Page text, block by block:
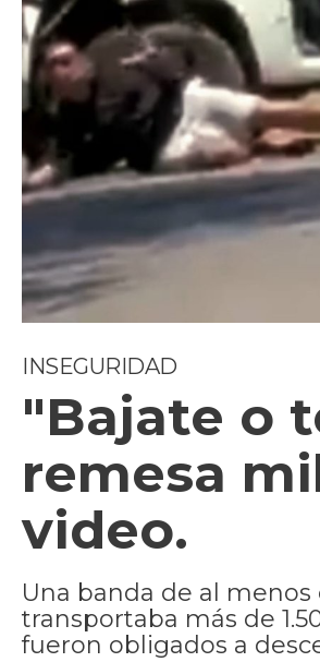
INSEGURIDAD
"Bajate o
remesa
video.
Una banda de al
transportaba más de
fueron obligados a